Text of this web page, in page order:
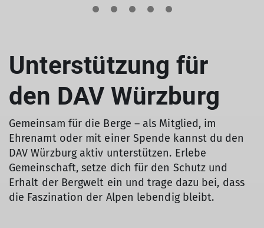
Unterstützung für
den DAV Würzburg
Gemeinsam für die Berge – als Mitglied, im
Ehrenamt oder mit einer Spende kannst du den
DAV Würzburg aktiv unterstützen. Erlebe
Gemeinschaft, setze dich für den Schutz und
Erhalt der Bergwelt ein und trage dazu bei, dass
die Faszination der Alpen lebendig bleibt.